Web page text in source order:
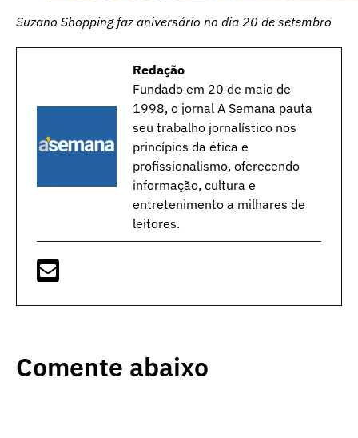
Suzano Shopping faz aniversário no dia 20 de setembro
Redação
Fundado em 20 de maio de
1998, o jornal A Semana pauta
seu trabalho jornalístico nos
princípios da ética e
profissionalismo, oferecendo
informação, cultura e
entretenimento a milhares de
leitores.
Comente abaixo